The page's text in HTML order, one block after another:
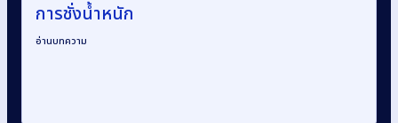
การชั่งน้ำหนัก
อ่านบทความ